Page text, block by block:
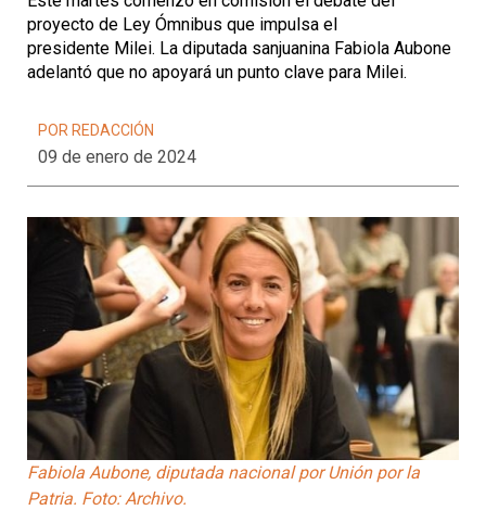
proyecto de Ley Ómnibus que impulsa el
presidente Milei. La diputada sanjuanina Fabiola Aubone
adelantó que no apoyará un punto clave para Milei.
POR REDACCIÓN
09 de enero de 2024
Fabiola Aubone, diputada nacional por Unión por la
Patria. Foto: Archivo.